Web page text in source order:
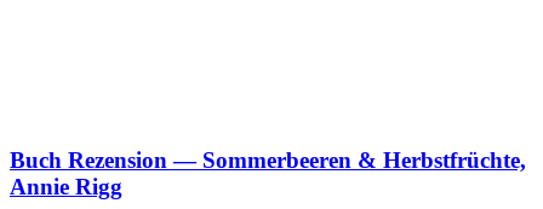
Buch Rezension — Sommerbeeren & Herbstfrüchte,
Annie Rigg